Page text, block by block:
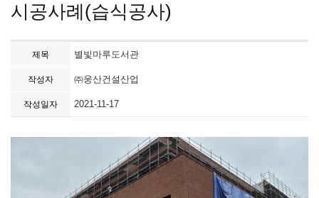
시공사례(습식공사)
제목 별빛마루도서관
작성자 ㈜웅산건설산업
작성일자 2021-11-17